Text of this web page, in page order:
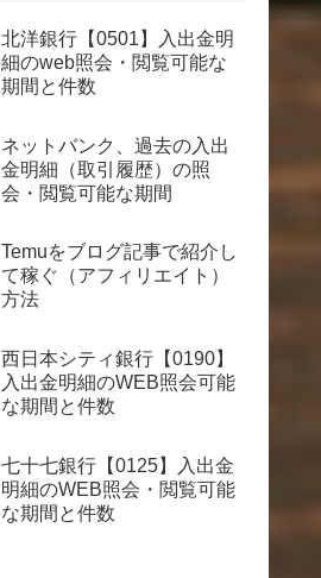
北洋銀行【0501】入出金明
細のweb照会・閲覧可能な
期間と件数
ネットバンク、過去の入出
金明細（取引履歴）の照
会・閲覧可能な期間
Temuをブログ記事で紹介し
て稼ぐ（アフィリエイト）
方法
西日本シティ銀行【0190】
入出金明細のWEB照会可能
な期間と件数
七十七銀行【0125】入出金
明細のWEB照会・閲覧可能
な期間と件数